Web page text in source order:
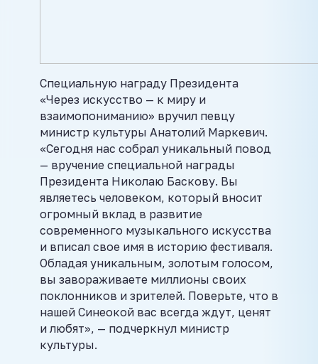
Специальную награду Президента
«Через искусство — к миру и
взаимопониманию» вручил певцу
министр культуры Анатолий Маркевич.
«Сегодня нас собрал уникальный повод
— вручение специальной награды
Президента Николаю Баскову. Вы
являетесь человеком, который вносит
огромный вклад в развитие
современного музыкального искусства
и вписал свое имя в историю фестиваля.
Обладая уникальным, золотым голосом,
вы завораживаете миллионы своих
поклонников и зрителей. Поверьте, что в
нашей Синеокой вас всегда ждут, ценят
и любят», — подчеркнул министр
культуры.